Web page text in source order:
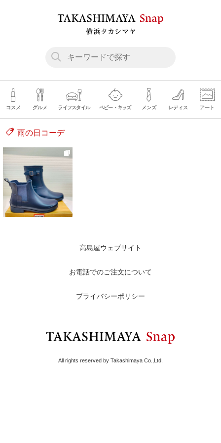
コスメ グルメ ライフスタイル ベビー・キッズ メンズ レディス アート
雨の日コーデ
高島屋ウェブサイト
お電話でのご注文について
プライバシーポリシー
All rights reserved by Takashimaya Co.,Ltd.